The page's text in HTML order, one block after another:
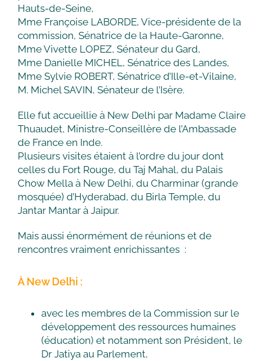
Hauts-de-Seine,
Mme Françoise LABORDE, Vice-présidente de la
commission, Sénatrice de la Haute-Garonne,
Mme Vivette LOPEZ, Sénateur du Gard,
Mme Danielle MICHEL, Sénatrice des Landes,
Mme Sylvie ROBERT, Sénatrice d’Ille-et-Vilaine,
M. Michel SAVIN, Sénateur de l’Isère.
Elle fut accueillie à New Delhi par Madame Claire
Thuaudet, Ministre-Conseillère de l’Ambassade
de France en Inde.
Plusieurs visites étaient à l’ordre du jour dont
celles du Fort Rouge, du Taj Mahal, du Palais
Chow Mella à New Delhi, du Charminar (grande
mosquée) d’Hyderabad, du Birla Temple, du
Jantar Mantar à Jaipur.
Mais aussi énormément de réunions et de
rencontres vraiment enrichissantes :
À New Delhi :
avec les membres de la Commission sur le
développement des ressources humaines
(éducation) et notamment son Président, le
Dr Jatiya au Parlement,